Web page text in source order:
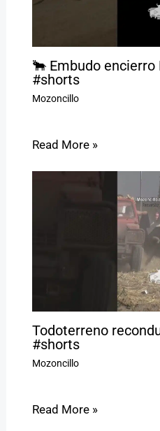
🐂 Embudo
#shorts
Mozoncillo
Read More »
Todoterreno
#shorts
Mozoncillo
Read More »